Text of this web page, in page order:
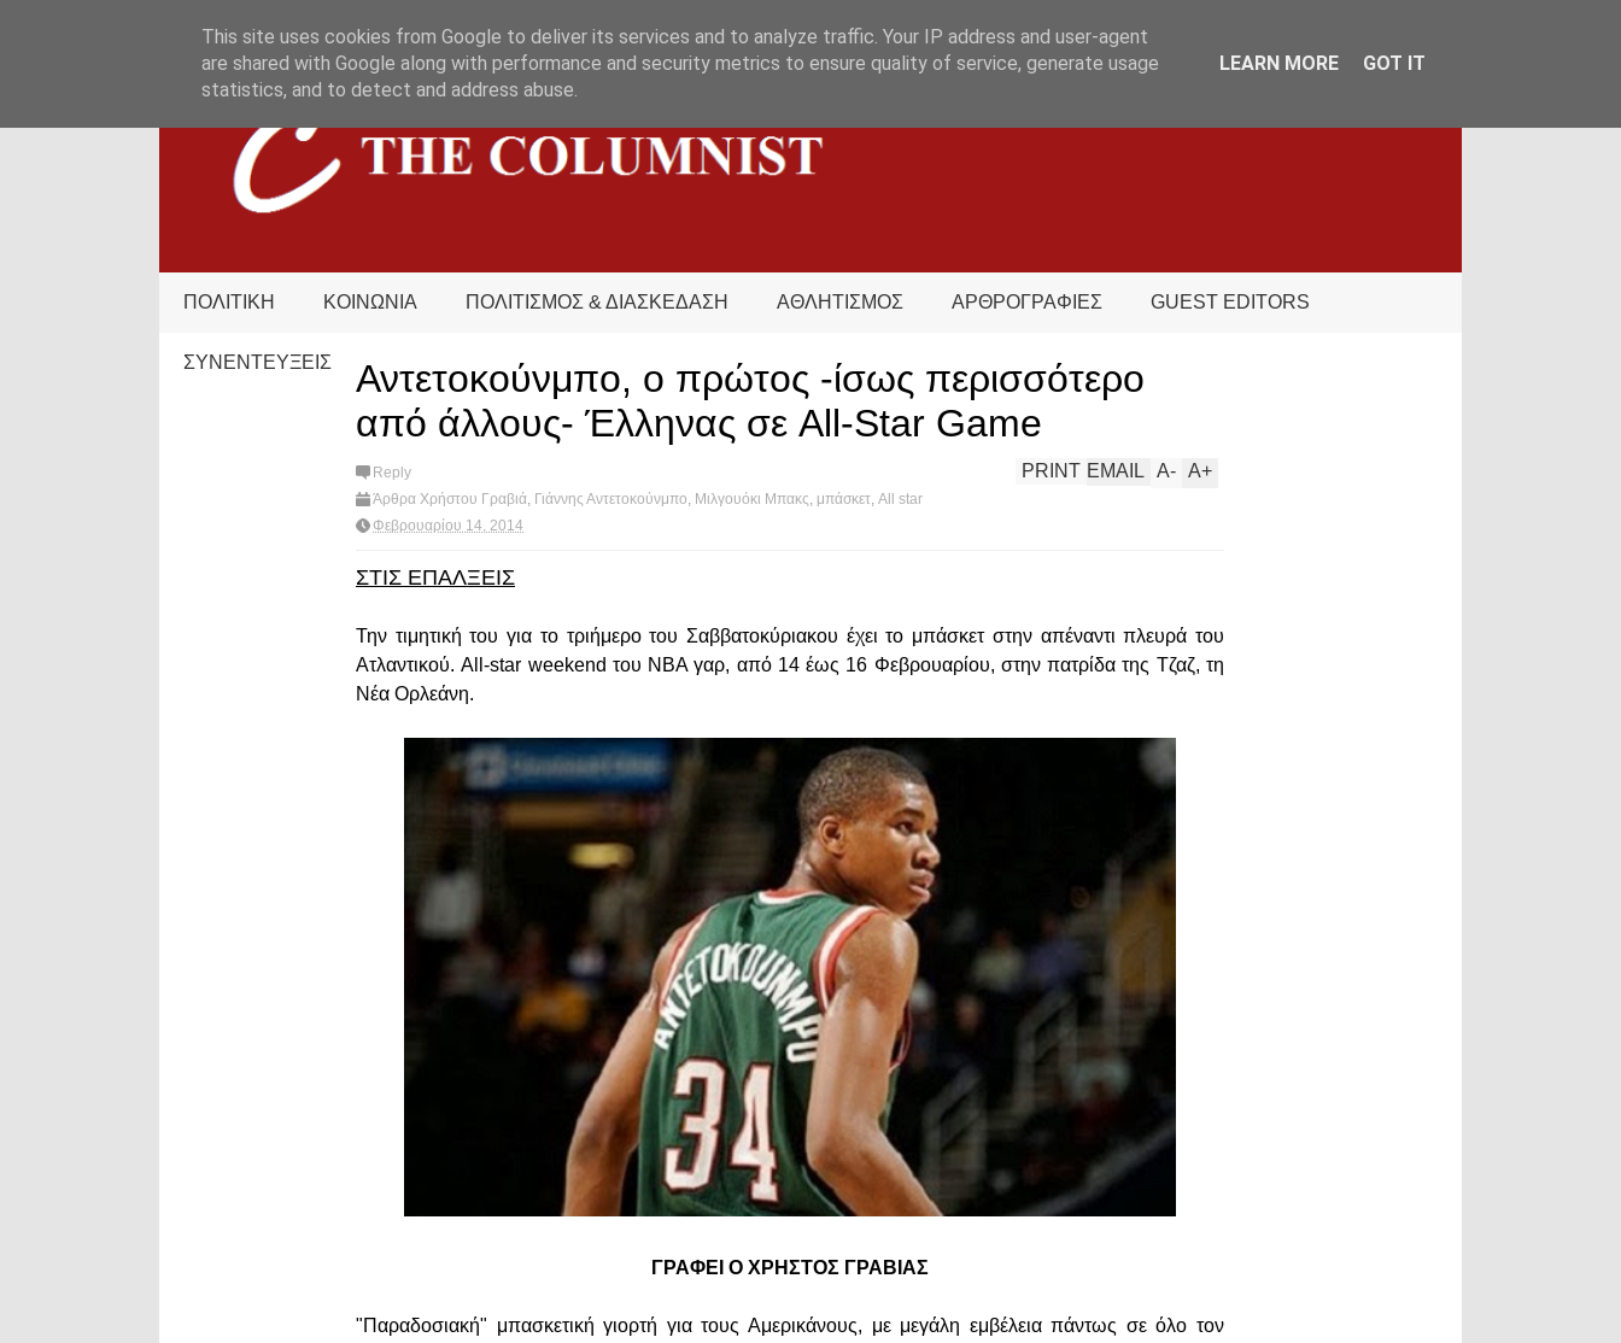
ΠΟΛΙΤΙΚΗ ΚΟΙΝΩΝΙΑ ΠΟΛΙΤΙΣΜΟΣ & ΔΙΑΣΚΕΔΑΣΗ ΑΘΛΗΤΙΣΜΟΣ ΑΡΘΡΟΓΡΑΦΙΕΣ GUEST EDITORS
ΣΥΝΕΝΤΕΥΞΕΙΣ
Αντετοκούνμπο, ο πρώτος -ίσως περισσότερο
από άλλους- Έλληνας σε All-Star Game
Reply
Άρθρα Χρήστου Γραβιά Γιάννης Αντετοκούνμπο Μιλγουόκι Μπακς μπάσκετ All star
Φεβρουαρίου 14, 2014
A+
A-
EMAIL
PRINT
ΣΤΙΣ ΕΠΑΛΞΕΙΣ
Την τιμητική του για το τριήμερο του Σαββατοκύριακου έχει το μπάσκετ στην απέναντι πλευρά του
Ατλαντικού. All-star weekend του NBA γαρ, από 14 έως 16 Φεβρουαρίου, στην πατρίδα της Τζαζ, τη
Νέα Ορλεάνη.
ΓΡΑΦΕΙ Ο ΧΡΗΣΤΟΣ ΓΡΑΒΙΑΣ
"Παραδοσιακή" μπασκετική γιορτή για τους Αμερικάνους, με μεγάλη εμβέλεια πάντως σε όλο τον
This site uses cookies from Google to deliver its services and to analyze traffic. Your IP address and user-agent
are shared with Google along with performance and security metrics to ensure quality of service, generate usage
statistics, and to detect and address abuse.
LEARN MORE GOT IT